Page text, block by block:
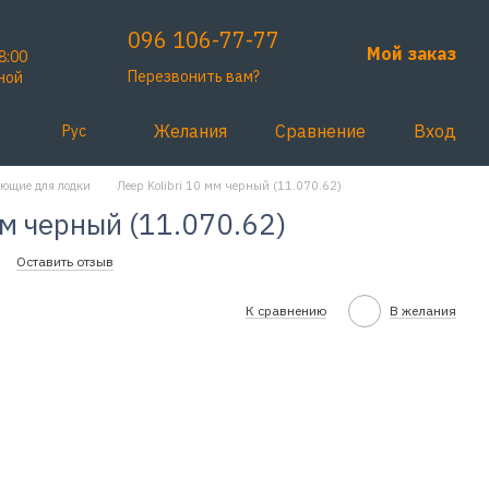
096 106-77-77
Перезвонить вам?
Мой заказ
Рус Желания Сравнение Вход
для лодки Леер Kolibri 10 мм черный (11.070.62)
черный (11.070.62)
Оставить отзыв
К сравнению В желания